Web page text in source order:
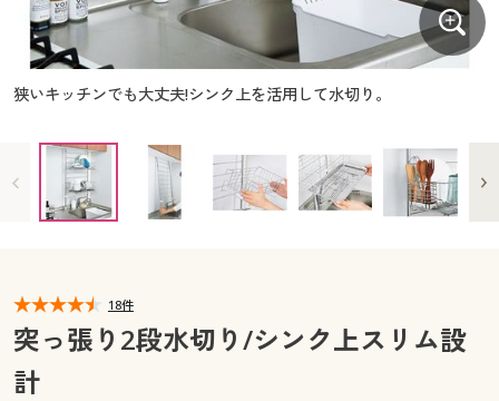
大きいサイズ メンズ
大きいサイズ 事務・制服
カタログ
カタログ・チラシからのご注文
デジタルカタログ
カタログ無料プレゼント
マイページ
閲覧履歴
大きいサイズ 事務・制服
カタログ・チラシからのご注文
デジタルカタログ
カタログ無料プレゼント
会員メニュー
閲覧履歴
お気に入り
狭いキッチンでも大丈夫!シンク上を活用して水切り。
18件
突っ張り2段水切り/シンク上スリム設
計